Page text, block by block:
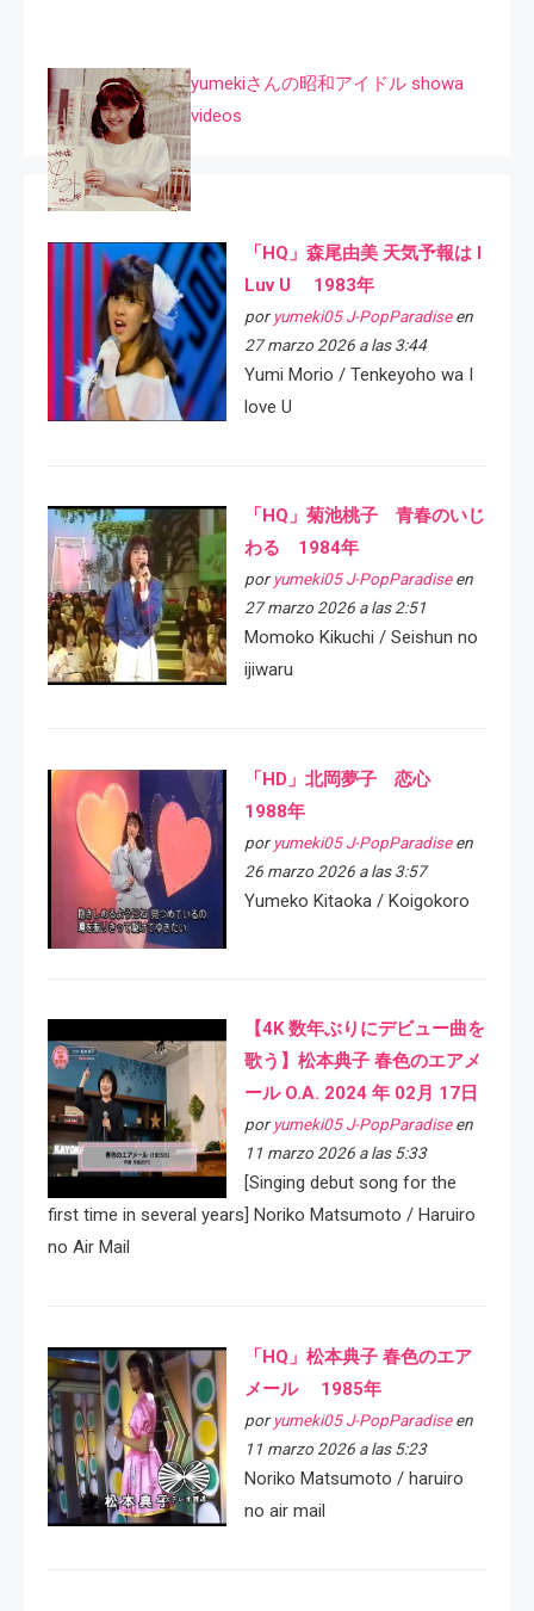
yumekiさんの昭和アイドル showa
videos
「HQ」森尾由美 天気予報は I
Luv U 1983年
por yumeki05 J-PopParadiseen
27 marzo 2026 a las 3:44
Yumi Morio / Tenkeyoho wa I
love U
「HQ」菊池桃子 青春のいじ
わる 1984年
por yumeki05 J-PopParadiseen
27 marzo 2026 a las 2:51
Momoko Kikuchi / Seishun no
ijiwaru
「HD」北岡夢子 恋心
1988年
por yumeki05 J-PopParadiseen
26 marzo 2026 a las 3:57
Yumeko Kitaoka / Koigokoro
【4K 数年ぶりにデビュー曲を
歌う】松本典子 春色のエアメ
ール O.A. 2024 年 02月 17日
por yumeki05 J-PopParadiseen
11 marzo 2026 a las 5:33
[Singing debut song for the
first time in several years] Noriko Matsumoto / Haruiro
no Air Mail
「HQ」松本典子 春色のエア
メール 1985年
por yumeki05 J-PopParadiseen
11 marzo 2026 a las 5:23
Noriko Matsumoto / haruiro
no air mail